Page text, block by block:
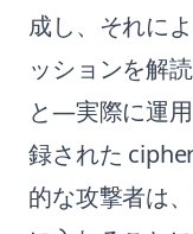
成し、それに
ッションを解
と—実際に運
録された
的な攻撃者は